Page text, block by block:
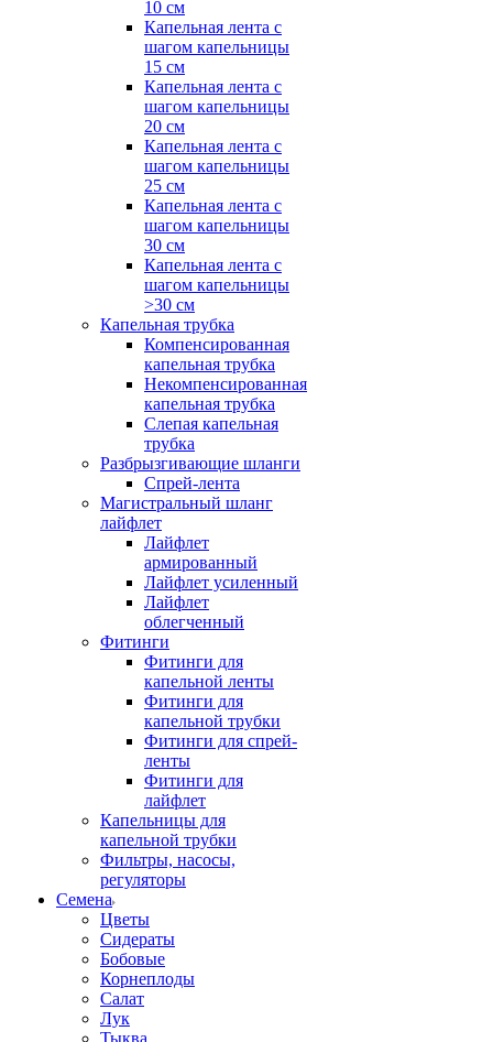
10 см
Капельная лента с
шагом капельницы
15 см
Капельная лента с
шагом капельницы
20 см
Капельная лента с
шагом капельницы
25 см
Капельная лента с
шагом капельницы
30 см
Капельная лента с
шагом капельницы
>30 см
Капельная трубка
Компенсированная
капельная трубка
Некомпенсированная
капельная трубка
Слепая капельная
трубка
Разбрызгивающие шланги
Спрей-лента
Магистральный шланг
лайфлет
Лайфлет
армированный
Лайфлет усиленный
Лайфлет
облегченный
Фитинги
Фитинги для
капельной ленты
Фитинги для
капельной трубки
Фитинги для спрей-
ленты
Фитинги для
лайфлет
Капельницы для
капельной трубки
Фильтры, насосы,
регуляторы
Семена
Цветы
Сидераты
Бобовые
Корнеплоды
Салат
Лук
Тыква